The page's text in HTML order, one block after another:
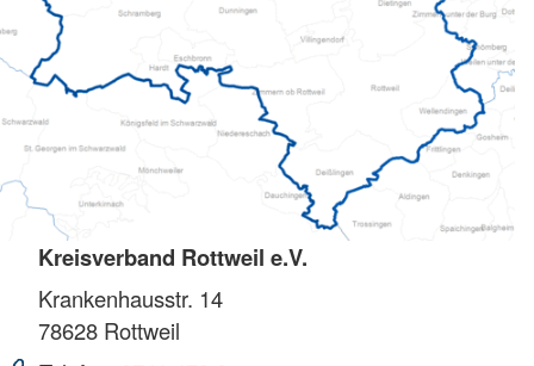
Kreisverband Rottweil e.V.
Krankenhausstr. 14
78628 Rottweil